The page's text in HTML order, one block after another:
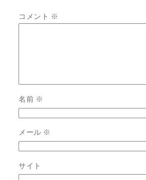
コメント ※
名前 ※
メール ※
サイト